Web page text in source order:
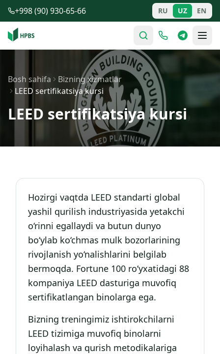
Tarkibga o'tish
+998 (90) 930-65-66 RU UZ EN
Bosh sahifa
Bizning xizmatlar
LEED sertifikatsiya kursi
LEED sertifikatsiya kursi
Hozirgi vaqtda LEED standarti global
yashil qurilish industriyasida yetakchi
o‘rinni egallaydi va butun dunyo
bo‘ylab ko‘chmas mulk bozorlarining
rivojlanish yo‘nalishlarini belgilab
bermoqda. Fortune 100 ro‘yxatidagi 88
kompaniya LEED dasturiga muvofiq
sertifikatlangan binolarga ega.
Bizning treningimiz ishtirokchilarni
LEED tizimiga muvofiq binolarni
loyihalash va qurish metodikalariga